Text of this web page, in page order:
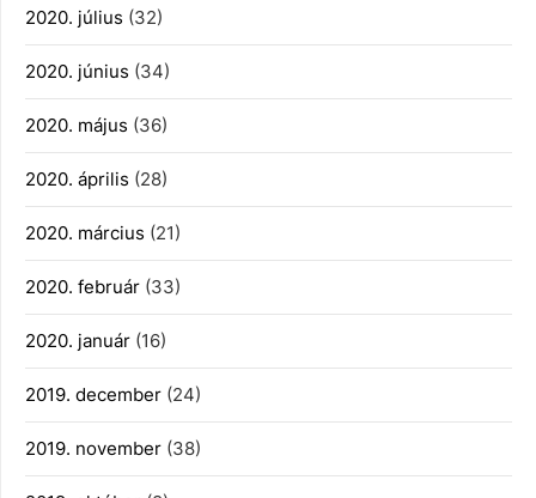
2020. július (32)
2020. június (34)
2020. május (36)
2020. április (28)
2020. március (21)
2020. február (33)
2020. január (16)
2019. december (24)
2019. november (38)